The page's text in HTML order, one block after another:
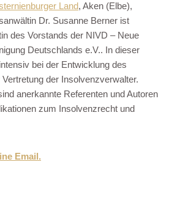
Land, Aken (Elbe),
Dr. Susanne Berner ist
des Vorstands der NIVD – Neue
Deutschlands e.V.. In dieser
bei der Entwicklung des
der Insolvenzverwalter.
anerkannte Referenten und Autoren
zum Insolvenzrecht und
Email.